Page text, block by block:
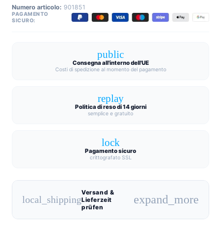
Numero articolo: 901851
PAGAMENTO
SICURO:
public
Consegna all'interno dell'UE
Costi di spedizione al momento del pagamento
replay
Politica di reso di 14 giorni
semplice e gratuito
lock
Pagamento sicuro
crittografato SSL
local_shipping
Versand &
Lieferzeit
prüfen
expand_more